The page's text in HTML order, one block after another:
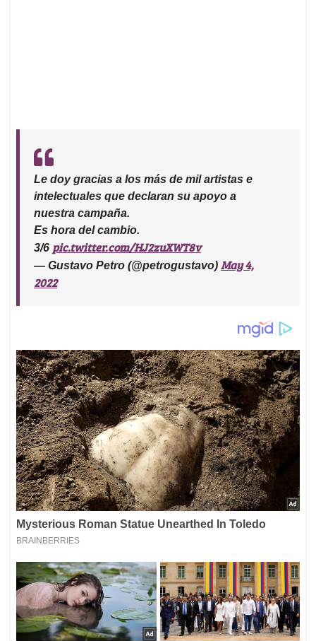
Le doy gracias a los más de mil artistas e
intelectuales que declaran su apoyo a
nuestra campaña.
Es hora del cambio.
3/6 pic.twitter.com/HJ2zuXWT8v
— Gustavo Petro (@petrogustavo) May 4,
2022